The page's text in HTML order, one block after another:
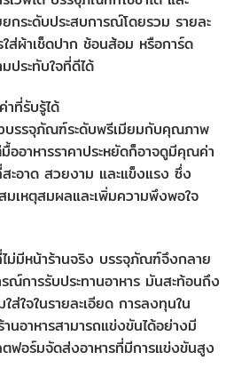
กระดับประสบการณ์โดยรวม รายละ
ส่ผ้าเช็ดปาก ช้อนส้อม หรือการ์ด
ประทับใจที่ดีได้
ที่รับรู้ได้
บรรจุภัณฑ์ระดับพรีเมียมกับคุณภาพ
ออาหารราคาประหยัดก็อาจดูมีคุณค่า
ะอาด สวยงาม และแข็งแรง ซึ่ง
มเหตุสมผลและเพิ่มความพึงพอใจ
ไม่มีหน้าร้านจริง บรรจุภัณฑ์จึงกลาย
ณ์การรับประทานอาหาร มันสะท้อนถึง
ส่ใจในรายละเอียด การลงทุนใน
นอาหารสามารถแข่งขันได้อย่างมี
ฟอร์มจัดส่งอาหารที่มีการแข่งขันสูง